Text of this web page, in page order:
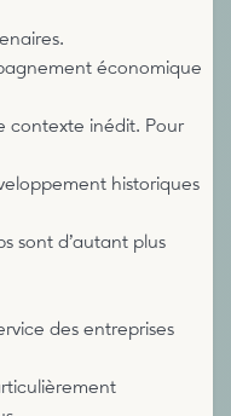
économique
contexte inédit. Pour
historiques
sont d’autant plus
des entreprises